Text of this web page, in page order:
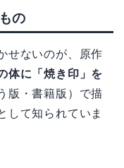
の
せないのが、原作
体に「焼き印」を
版・書籍版）で描
して知られていま